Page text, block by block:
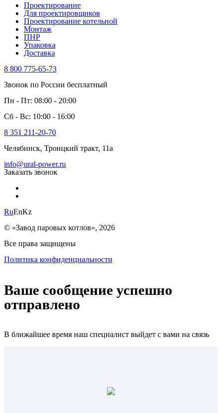
Проектирование
Для проектировщиков
Проектирование котельной
Монтаж
ПНР
Упаковка
Доставка
8 800 775-65-73
Звонок по России бесплатный
Пн - Пт: 08:00 - 20:00
Сб - Вс: 10:00 - 16:00
8 351 211-20-70
Челябинск, Троицкий тракт, 11а
info@ural-power.ru
Заказать звонок
RuEnKz
© «Завод паровых котлов», 2026
Все права защищены
Политика конфиденциальности
Ваше сообщение успешно
отправлено
В ближайшее время наш специалист выйдет с вами на связь